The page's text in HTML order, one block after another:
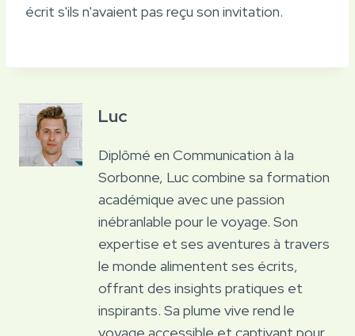
écrit s'ils n'avaient pas reçu son invitation.
Luc
Diplômé en Communication à la
Sorbonne, Luc combine sa formation
académique avec une passion
inébranlable pour le voyage. Son
expertise et ses aventures à travers
le monde alimentent ses écrits,
offrant des insights pratiques et
inspirants. Sa plume vive rend le